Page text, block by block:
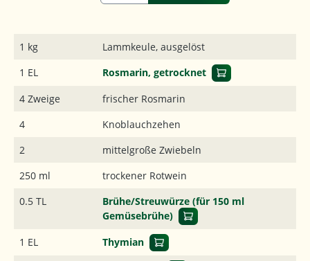
1 kg
Lammkeule, ausgelöst
1 EL
Rosmarin, getrocknet
4 Zweige
frischer Rosmarin
4
Knoblauchzehen
2
mittelgroße Zwiebeln
250 ml
trockener Rotwein
0.5 TL
Brühe/Streuwürze (für 150 ml
Gemüsebrühe)
1 EL
Thymian